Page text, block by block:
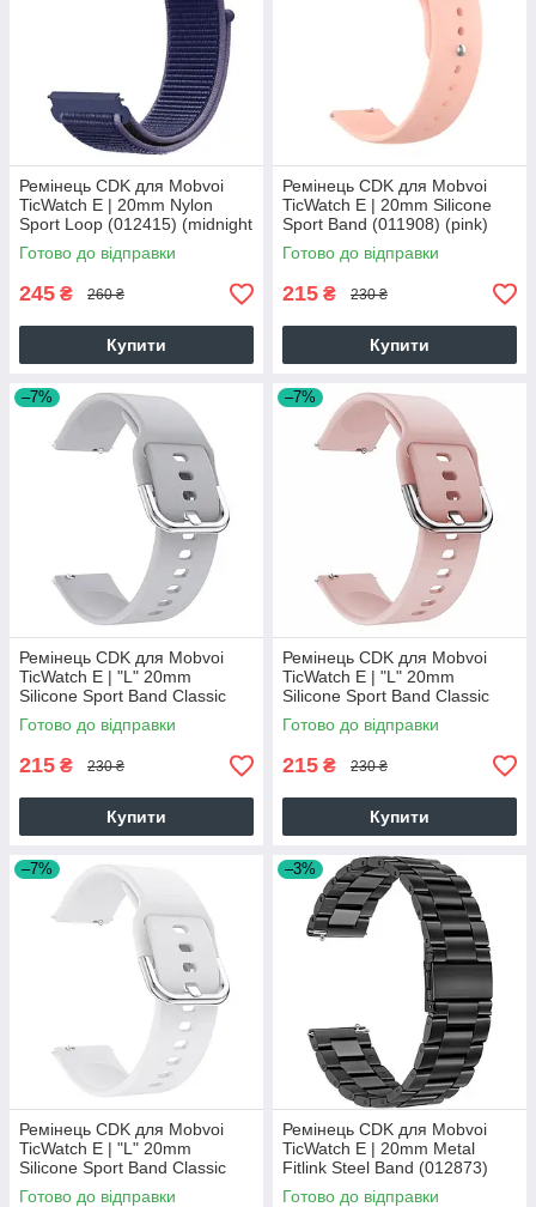
Ремінець CDK для Mobvoi
TicWatch E | 20mm Nylon
Sport Loop (012415) (midnight
blue)
Готово до відправки
245 ₴ 260 ₴
Купити
Ремінець CDK для Mobvoi
TicWatch E | 20mm Silicone
Sport Band (011908) (pink)
Готово до відправки
215 ₴ 230 ₴
Купити
–7%
Ремінець CDK для Mobvoi
TicWatch E | "L" 20mm
Silicone Sport Band Classic
(09651) (grey)
Готово до відправки
215 ₴ 230 ₴
Купити
–7%
Ремінець CDK для Mobvoi
TicWatch E | "L" 20mm
Silicone Sport Band Classic
(09651) (pink)
Готово до відправки
215 ₴ 230 ₴
Купити
–7%
Ремінець CDK для Mobvoi
TicWatch E | "L" 20mm
Silicone Sport Band Classic
(09651) (white)
Готово до відправки
–3%
Ремінець CDK для Mobvoi
TicWatch E | 20mm Metal
Fitlink Steel Band (012873)
(black)
Готово до відправки